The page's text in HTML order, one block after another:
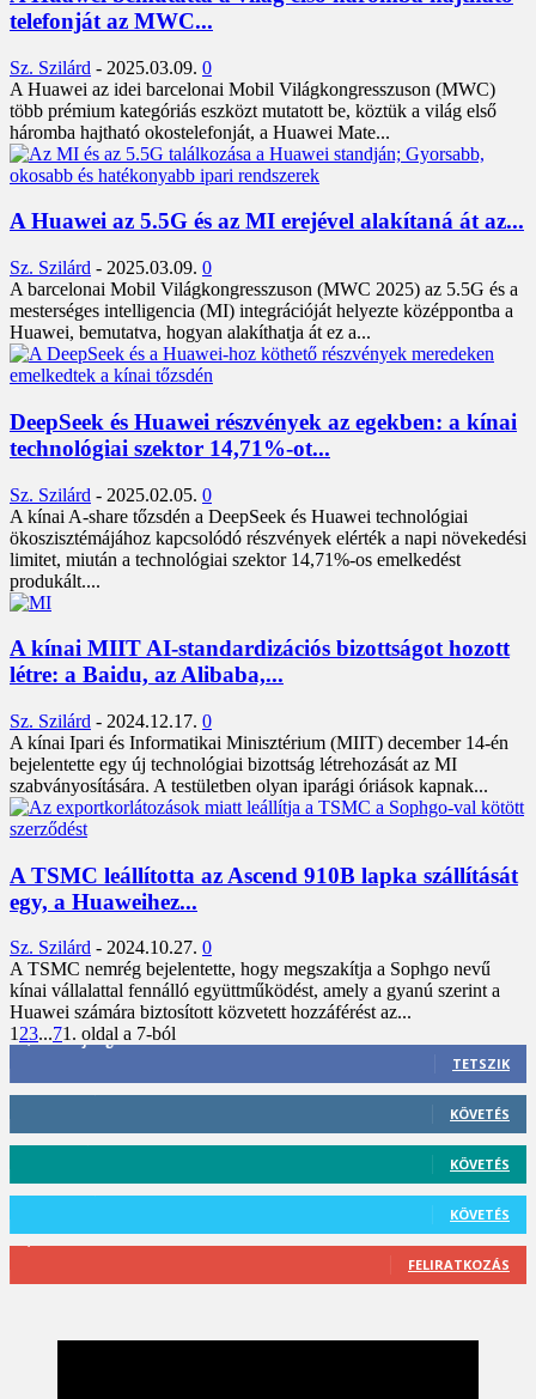
telefonját az MWC...
Sz. Szilárd - 2025.03.09. 0
A Huawei az idei barcelonai Mobil Világkongresszuson (MWC)
több prémium kategóriás eszközt mutatott be, köztük a világ első
háromba hajtható okostelefonját, a Huawei Mate...
A Huawei az 5.5G és az MI erejével alakítaná át az...
Sz. Szilárd - 2025.03.09. 0
A barcelonai Mobil Világkongresszuson (MWC 2025) az 5.5G és a
mesterséges intelligencia (MI) integrációját helyezte középpontba a
Huawei, bemutatva, hogyan alakíthatja át ez a...
DeepSeek és Huawei részvények az egekben: a kínai
technológiai szektor 14,71%-ot...
Sz. Szilárd - 2025.02.05. 0
A kínai A-share tőzsdén a DeepSeek és Huawei technológiai
ökoszisztémájához kapcsolódó részvények elérték a napi növekedési
limitet, miután a technológiai szektor 14,71%-os emelkedést
produkált....
A kínai MIIT AI-standardizációs bizottságot hozott
létre: a Baidu, az Alibaba,...
Sz. Szilárd - 2024.12.17. 0
A kínai Ipari és Informatikai Minisztérium (MIIT) december 14-én
bejelentette egy új technológiai bizottság létrehozását az MI
szabványosítására. A testületben olyan iparági óriások kapnak...
A TSMC leállította az Ascend 910B lapka szállítását
egy, a Huaweihez...
Sz. Szilárd - 2024.10.27. 0
A TSMC nemrég bejelentette, hogy megszakítja a Sophgo nevű
kínai vállalattal fennálló együttműködést, amely a gyanú szerint a
Huawei számára biztosított közvetett hozzáférést az...
123...71. oldal a 7-ból
3,452
Rajongók
TETSZIK
KÖVETÉS
KÖVETÉS
KÖVETÉS
FELIRATKOZÁS